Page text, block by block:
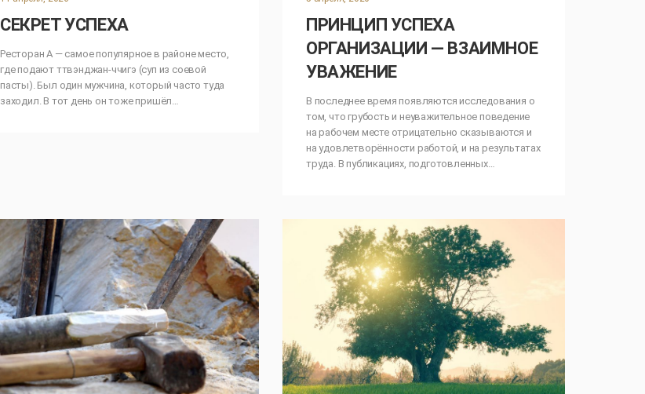
СЕКРЕТ УСПЕХА
Ресторан A — самое популярное в районе место,
где подают ттвэнджан-ччигэ (суп из соевой
пасты). Был один мужчина, который часто туда
заходил. В тот день он тоже пришёл…
ПРИНЦИП УСПЕХА
ОРГАНИЗАЦИИ — ВЗАИМНОЕ
УВАЖЕНИЕ
В последнее время появляются исследования о
том, что грубость и неуважительное поведение
на рабочем месте отрицательно сказываются и
на удовлетворённости работой, и на результатах
труда. В публикациях, подготовленных…